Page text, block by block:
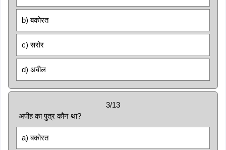
b) बकोरत
c) सरोर
d) अबील
3/13
अपीह का पुत्र कौन था?
a) बकोरत